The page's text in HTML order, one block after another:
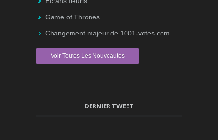
Game of Thrones
Changement majeur de 1001-votes.com
Voir Toutes Les Nouveautes
DERNIER TWEET